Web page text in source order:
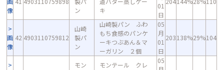
像
ン
キ
01
日
画
像
42 4903110759812
山崎
製パ
ン
山崎製パン ふわ
もち食感のパンケ
ーキつぶあん＆マ
ーガリン ２個
05
月
01
日
203138%29%104
モン
モンテール クレ
05